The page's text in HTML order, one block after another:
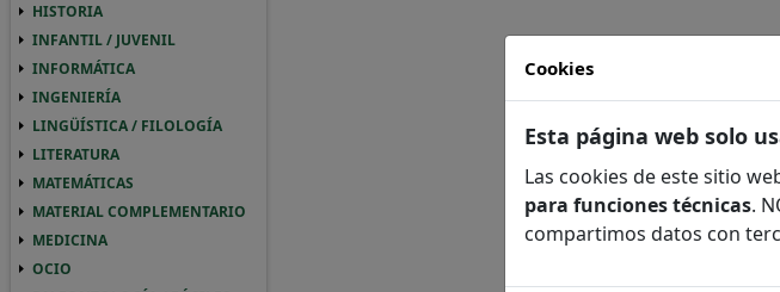
HISTORIA
INFANTIL / JUVENIL INFANTIL / JUVENIL INFANTIL / JUVENIL
INFORMÁTICA
INGENIERÍA
LINGÜÍSTICA / FILOLOGÍA LINGUISTICA / FILOLOGIA LINGÜÍSTICA / FILOLOGÍA
LITERATURA
MATEMÁTICAS
MATERIAL COMPLEMENTARIO MATERIAL COMPLEMENTARIO MATERIAL COMPLEMENTARIO
MEDICINA
OCIO
Cookies
Esta página web solo
Las cookies de este sitio
para funciones técnicas.
compartimos datos con